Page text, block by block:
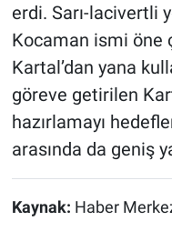
erdi. Sarı-lacivertli
Kocaman ismi öne
Kartal’dan yana
göreve getirilen
hazırlamayı
arasında da geniş
Kaynak: Haber